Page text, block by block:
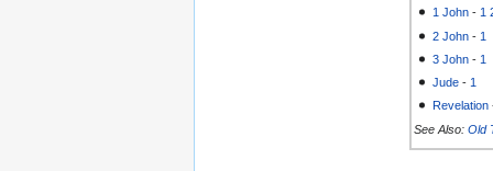
1 John - 1
2 John - 1
3 John - 1
Jude - 1
Revelation
See Also: Old